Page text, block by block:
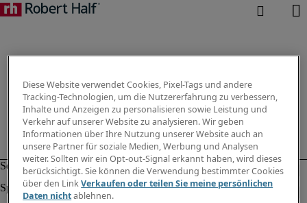
Diese Website verwendet Cookies, Pixel-Tags und andere
Tracking-Technologien, um die Nutzererfahrung zu verbessern,
Inhalte und Anzeigen zu personalisieren sowie Leistung und
Verkehr auf unserer Website zu analysieren. Wir geben
Informationen über Ihre Nutzung unserer Website auch an
unsere Partner für soziale Medien, Werbung und Analysen
weiter. Sollten wir ein Opt-out-Signal erkannt haben, wird dieses
berücksichtigt. Sie können die Verwendung bestimmter Cookies
über den LinkVerkaufen oder teilen Sie meine persönlichen
Daten nichtablehnen.